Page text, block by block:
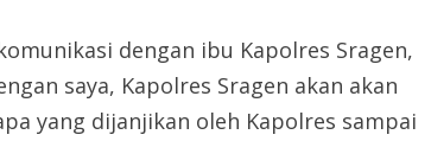
dengan ibu Kapolres Sragen,
saya, Kapolres Sragen akan akan
yang dijanjikan oleh Kapolres sampai